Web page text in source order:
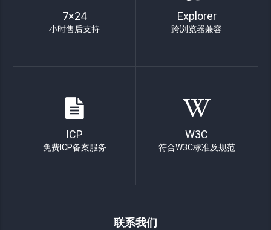
7×24
小时售后支持
Explorer
跨浏览器兼容
ICP
免费ICP备案服务
W3C
符合W3C标准及规范
联系我们